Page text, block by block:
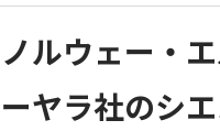
ノルウェー・
ーヤラ社のシ